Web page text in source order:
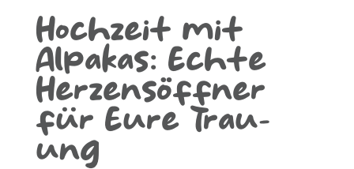
Hoch­zeit mit
Alpa­kas: Ech­te
Her­zen­s­öff­ner
für Eure Trau­
ung